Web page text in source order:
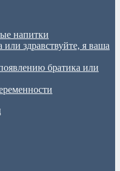
напитки
здравствуйте, я ваша
братика или